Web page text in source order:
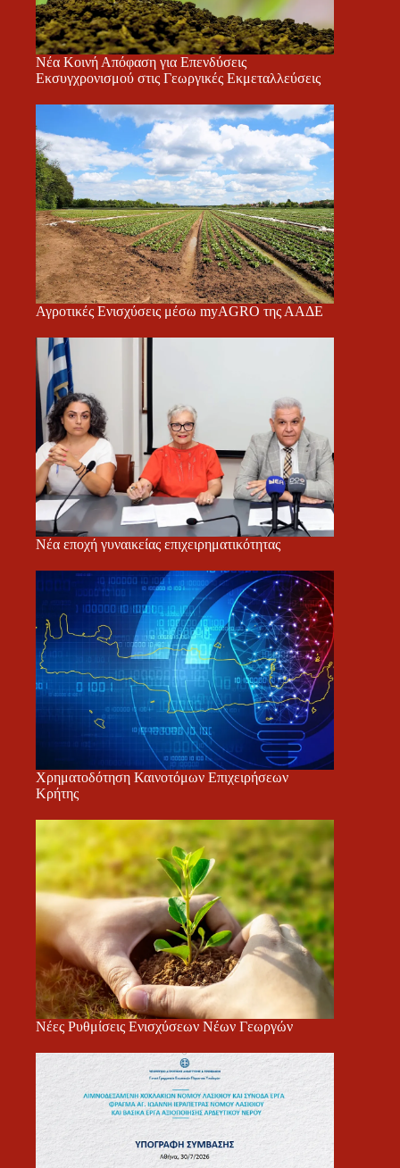
Νέα Κοινή Απόφαση για Επενδύσεις
Εκσυγχρονισμού στις Γεωργικές Εκμεταλλεύσεις
Αγροτικές Ενισχύσεις μέσω myAGRO της ΑΑΔΕ
Νέα εποχή γυναικείας επιχειρηματικότητας
Χρηματοδότηση Καινοτόμων Επιχειρήσεων
Κρήτης
Νέες Ρυθμίσεις Ενισχύσεων Νέων Γεωργών